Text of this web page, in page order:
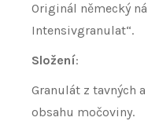
Originál německý
Intensivgranulat“.
Složení:
Granulát z tavných
obsahu močoviny.